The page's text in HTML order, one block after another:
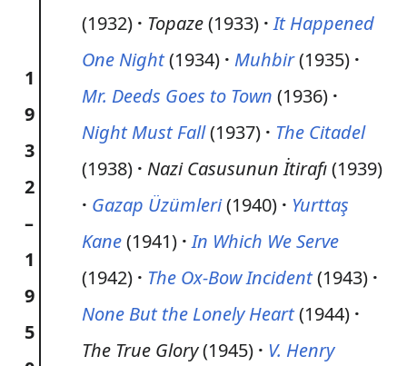
1
9
3
2
–
1
9
5
(1932)
Topaze(1933) It Happened
One Night(1934) Muhbir(1935)
Mr. Deeds Goes to Town (1936)
Night Must Fall(1937)
The Citadel
(1938)
Nazi Casusunun İtirafı(1939)
Gazap Üzümleri(1940)
Yurttaş
Kane(1941) In Which We Serve
(1942)
The Ox-Bow Incident(1943)
None But the Lonely Heart(1944)
The True Glory(1945)
V. Henry